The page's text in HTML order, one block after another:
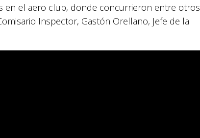
en el aero club, donde concurrieron entre otros
Inspector, Gastón Orellano, Jefe de la